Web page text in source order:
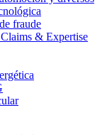
fraude
& Expertise